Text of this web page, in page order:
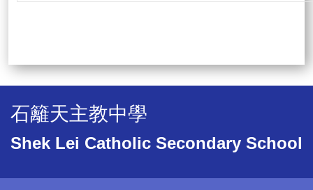
石籬天主教中學
Shek Lei Catholic Secondary School